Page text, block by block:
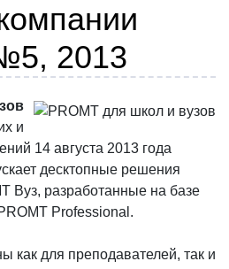
2013
и
14 августа 2013 года
десктопные решения
Вуз, разработанные на базе
Professional.
как для преподавателей, так и